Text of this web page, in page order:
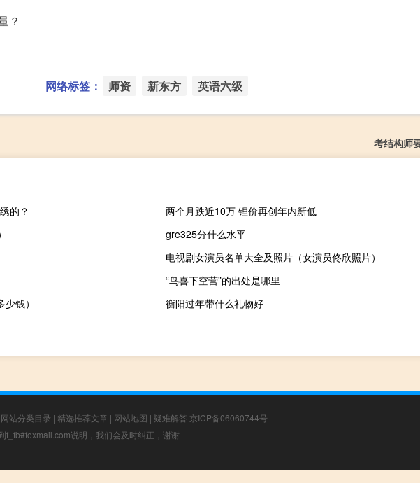
？
网络标签： 师资 新东方 英语六级
考结构师
的？
两个月跌近10万 锂价再创年内新低
gre325分什么水平
电视剧女演员名单大全及照片（女演员佟欣照片）
“鸟喜下空营”的出处是哪里
钱）
衡阳过年带什么礼物好
网站分类目录 | 精选推荐文章 | 网站地图 | 疑难解答 京ICP备06060744号
f_fb#foxmail.com说明，我们会及时纠正，谢谢